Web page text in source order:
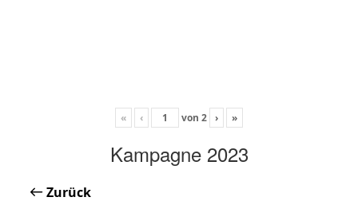
« ‹ von 2 › »
Kampagne 2023
Zurück